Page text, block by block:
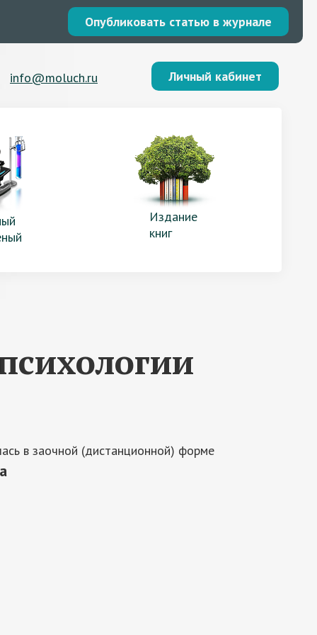
Опубликовать статью в журнале
info@moluch.ru Личный кабинет
Издание
книг
в заочной (дистанционной) форме